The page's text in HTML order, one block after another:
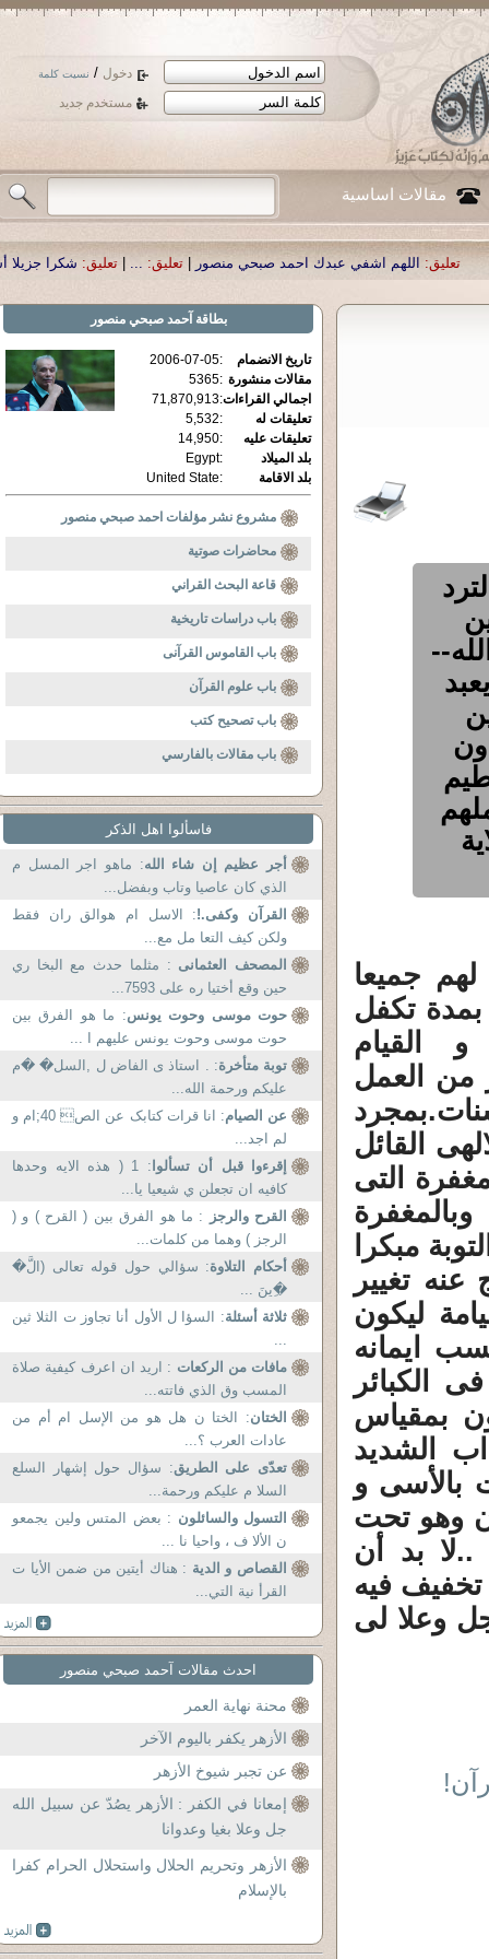
دخول / نسيت كلمة
مستخدم جديد
مقالات اساسية
عبدك احمد صبحي منصور|تعليق: ... تعليق: شكرا جزيلا أستاذ حمد الحمد
جميعا
بمدة تكفل
القيام
من العمل
القائل
التى
مبكرا
عنه تغيير
ليكون
ايمانه
الكبائر
بمقياس
الشديد
بالأسى و
وهو تحت
..لا بد أن
تخفيف فيه
جل وعلا لى
بطاقة آحمد صبحي منصور
تاريخ الانضمام :
2006-07-05
مقالات منشورة :
5365
اجمالي القراءات:
71,870,913
تعليقات له
:
5,532
تعليقات عليه
:
14,950
بلد الميلاد
:
Egypt
بلد الاقامة
:
United State
مشروع نشر مؤلفات احمد صبحي منصور
محاضرات صوتية
قاعة البحث القراني
باب دراسات تاريخية
باب القاموس القرآنى
باب علوم القرآن
باب تصحيح كتب
باب مقالات بالفارسي
فاسألوا اهل الذكر
أجر عظيم إن شاء الله: ماهو اجر المسل م
الذي كان عاصيا وتاب وبفضل...
القرآن وكفى.!: الاسل ام هوالق ران فقط
ولكن كيف التعا مل مع...
المصحف العثمانى : مثلما حدث مع البخا ري
حين وقع أختيا ره على 7593...
حوت موسى وحوت يونس: ما هو الفرق بين
حوت موسى وحوت يونس عليهم ا ...
توبة متأخرة: . استاذ ى الفاض ل ,السل� �م
عليكم ورحمة الله...
عن الصيام
: انا قرات کتابک عن الص 40;ام و
لم اجد...
إقرءوا قبل أن تسألوا
: 1 ( هذه الايه وحدها
كافيه ان تجعلن ي شيعيا يا...
القرح والرجز : ما هو الفرق بين ( القرح ) و (
الرجز ) وهما من كلمات...
أحكام التلاوة: سؤالي حول قوله تعالى (الَّ�
�ِينَ ...
ثلاثة أسئلة: السؤا ل الأول أنا تجاوز ت الثلا ثين
...
مافات من الركعات : اريد ان اعرف كيفية صلاة
المسب وق الذي فاتته...
الختان: الختا ن هل هو من الإسل ام أم من
عادات العرب ؟...
تعدّى على الطريق: سؤال حول إشهار السلع
السلا م عليكم ورحمة...
التسول والسائلون : بعض المتس ولين يجمعو
ن الألا ف ، واحيا نا ...
القصاص و الدية : هناك أيتين من ضمن الأيا ت
القرأ نية التي...
احدث مقالات آحمد صبحي منصور
محنة نهاية العمر
الأزهر يكفر باليوم الآخر
عن تجبر شيوخ الأزهر
إمعانا في الكفر : الأزهر يصُدّ عن سبيل الله
جل وعلا بغيا وعدوانا
الأزهر وتحريم الحلال واستحلال الحرام كفرا
بالإسلام